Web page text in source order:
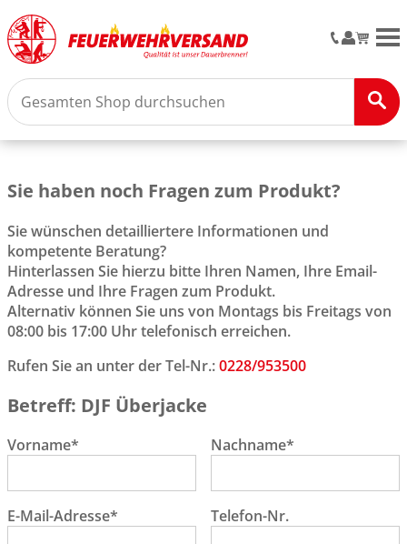
Sie haben noch Fragen zum Produkt?
Sie wünschen detailliertere Informationen und
kompetente Beratung?
Hinterlassen Sie hierzu bitte Ihren Namen, Ihre Email-
Adresse und Ihre Fragen zum Produkt.
Alternativ können Sie uns von Montags bis Freitags von
08:00 bis 17:00 Uhr telefonisch erreichen.
Rufen Sie an unter der Tel-Nr.:0228/953500
Betreff: DJF Überjacke
Vorname* Nachname*
E-Mail-Adresse* Telefon-Nr.